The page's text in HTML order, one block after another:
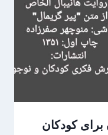
کودکان